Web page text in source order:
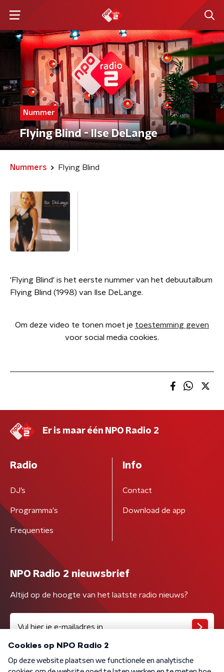
Nummer
Flying Blind - Ilse DeLange
Nummers Flying Blind
'Flying Blind' is het eerste nummer van het debuutalbum
Flying Blind (1998) van Ilse DeLange.
Om deze video te tonen moet je toestemming geven
voor social media cookies.
Er is maar één NPO Radio 2
Radio
DJ’s
Programma's
Frequenties
Info
Contact
Download de app
NPO Radio 2 nieuwsbrief
Altijd op de hoogte van het laatste radio nieuws?